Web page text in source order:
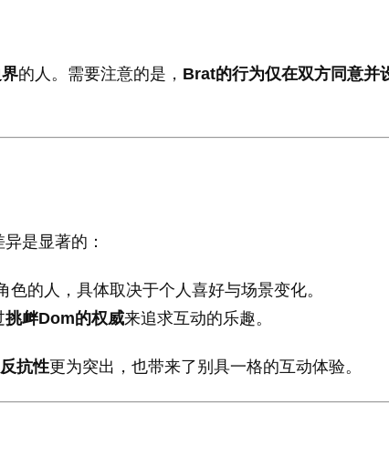
的人。需要注意的是， Brat的行为仅在双方同意并
是显著的：
色的人，具体取决于个人喜好与场景变化。
挑衅Dom的权威来追求互动的乐趣。
抗性更为突出，也带来了别具一格的互动体验。